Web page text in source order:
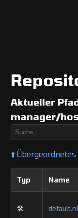
Aktueller
manager/
⬆️
Typ Name
🛠️